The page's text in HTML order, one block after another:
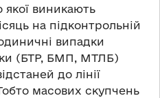
виникають
на підконтрольній
випадки
(БТР, БМП, МТЛБ)
до лінії
масових скупчень